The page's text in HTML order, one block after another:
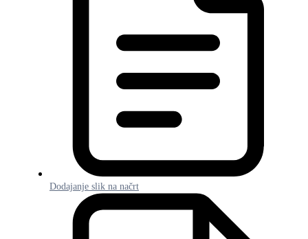
Dodajanje slik na načrt